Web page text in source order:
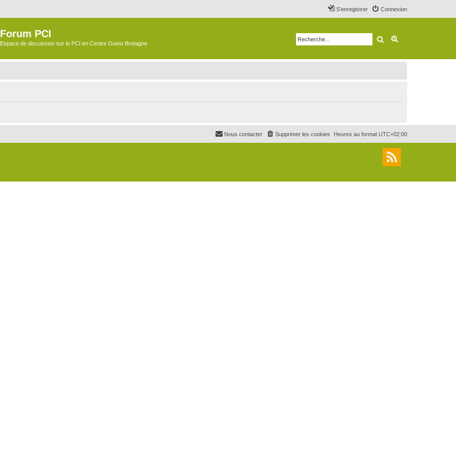
Connexion
S’enregistrer
Forum PCI
Espace de discussion sur le PCI en Centre Ouest Bretagne Rechercher
Heures au format UTC+02:00
Supprimer les cookies
Nous contacter